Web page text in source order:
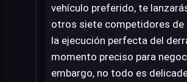
vehículo preferido, te
otros siete competidores de
la ejecución perfecta del
momento preciso para
embargo, no todo es